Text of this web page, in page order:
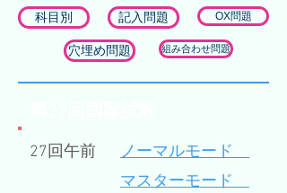
科目別 記入問題 OX問題
穴埋め問題 組み合わせ問題
27回午前
ノーマルモード
​マスターモード